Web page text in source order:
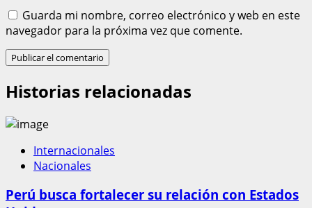
Guarda mi nombre, correo electrónico y web en este
navegador para la próxima vez que comente.
Historias relacionadas
Internacionales
Nacionales
Perú busca fortalecer su relación con Estados